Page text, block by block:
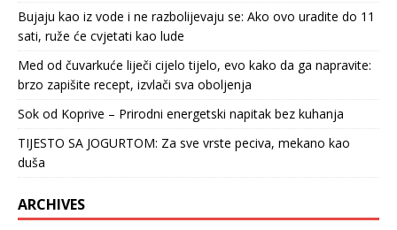
Bujaju kao iz vode i ne razbolijevaju se: Ako ovo uradite do 11
sati, ruže će cvjetati kao lude
Med od čuvarkuće liječi cijelo tijelo, evo kako da ga napravite:
brzo zapišite recept, izvlači sva oboljenja
Sok od Koprive – Prirodni energetski napitak bez kuhanja
TIJESTO SA JOGURTOM: Za sve vrste peciva, mekano kao
duša
ARCHIVES